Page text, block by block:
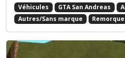
Véhicules GTA San Andreas
Autres/Sans marque
Remorque